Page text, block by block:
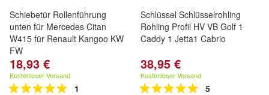
Schiebetür Rollenführung
unten für Mercedes Citan
W415 für Renault Kangoo KW
FW
18,93 €
Kostenloser Versand
1
Schlüssel Schlüsselrohling
Rohling Profil HV VB Golf 1
Caddy 1 Jetta1 Cabrio
38,95 €
Kostenloser Versand
5